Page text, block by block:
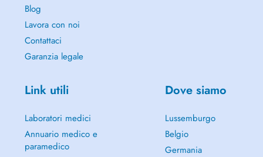
Blog
Lavora con noi
Contattaci
Garanzia legale
Link utili
Laboratori medici
Annuario medico e
paramedico
Dove siamo
Lussemburgo
Belgio
Germania